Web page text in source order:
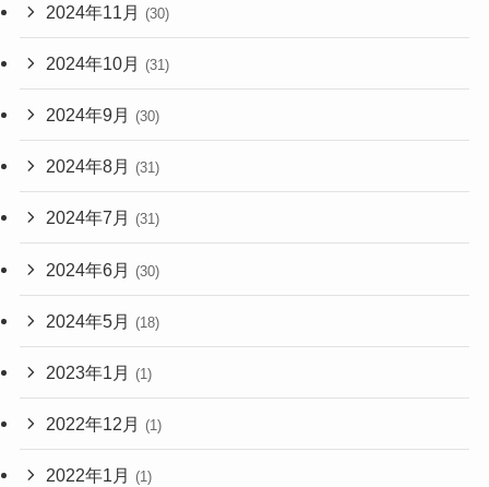
2024年11月 (30)
2024年10月 (31)
2024年9月 (30)
2024年8月 (31)
2024年7月 (31)
2024年6月 (30)
2024年5月 (18)
2023年1月 (1)
2022年12月 (1)
2022年1月 (1)